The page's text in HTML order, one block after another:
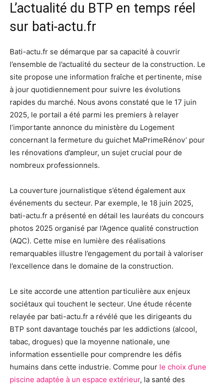
L’actualité du BTP en temps réel
sur bati-actu.fr
Bati-actu.fr se démarque par sa capacité à couvrir
l’ensemble de l’actualité du secteur de la construction. Le
site propose une information fraîche et pertinente, mise
à jour quotidiennement pour suivre les évolutions
rapides du marché. Nous avons constaté que le 17 juin
2025, le portail a été parmi les premiers à relayer
l’importante annonce du ministère du Logement
concernant la fermeture du guichet MaPrimeRénov’ pour
les rénovations d’ampleur, un sujet crucial pour de
nombreux professionnels.
La couverture journalistique s’étend également aux
événements du secteur. Par exemple, le 18 juin 2025,
bati-actu.fr a présenté en détail les lauréats du concours
photos 2025 organisé par l’Agence qualité construction
(AQC). Cette mise en lumière des réalisations
remarquables illustre l’engagement du portail à valoriser
l’excellence dans le domaine de la construction.
Le site accorde une attention particulière aux enjeux
sociétaux qui touchent le secteur. Une étude récente
relayée par bati-actu.fr a révélé que les dirigeants du
BTP sont davantage touchés par les addictions (alcool,
tabac, drogues) que la moyenne nationale, une
information essentielle pour comprendre les défis
humains dans cette industrie. Comme pour le choix d’une
piscine adaptée à un espace extérieur, la santé des